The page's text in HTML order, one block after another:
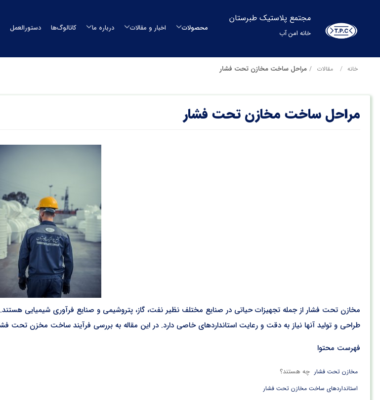
مجتمع پلاستیک طبرستان
خانه امن آب
محصولات
اخبار و مقالات
درباره ما
کاتالوگ‌ها دستورالعمل
خانه مقالات مراحل ساخت مخازن تحت فشار
مراحل ساخت مخازن تحت فشار
مخازن تحت فشار از جمله تجهیزات حیاتی در صنایع مختلف نظیر نفت، گاز، پتروشیمی و صنایع فرآوری شیمیایی
طراحی و تولید آنها نیاز به دقت و رعایت استانداردهای خاصی دارد. در این مقاله به بررسی فرآیند ساخت مخزن تحت
فهرست محتوا
مخازن تحت فشار چه هستند؟
استانداردهای ساخت مخازن تحت فشار